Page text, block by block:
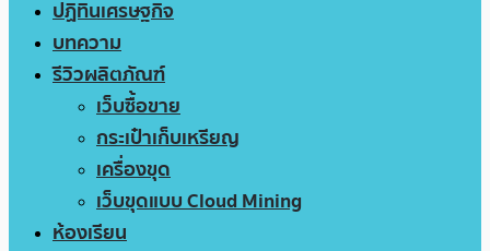
ปฏิทินเศรษฐกิจ
บทความ
รีวิวผลิตภัณฑ์
เว็บซื้อขาย
กระเป๋าเก็บเหรียญ
เครื่องขุด
เว็บขุดแบบ Cloud Mining
ห้องเรียน